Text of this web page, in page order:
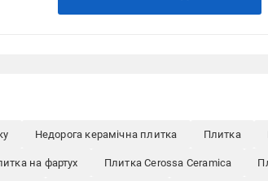
Недорога керамічна плитка Плитка
на фартух Плитка Cerossa Ceramica